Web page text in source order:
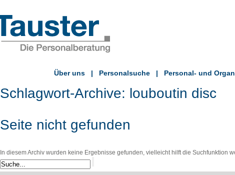
Über uns | Personalsuche | Personal- und
Schlagwort-Archive: louboutin disc
Seite nicht gefunden
In diesem Archiv wurden keine Ergebnisse gefunden, vielleicht hilft die Suchfunktion